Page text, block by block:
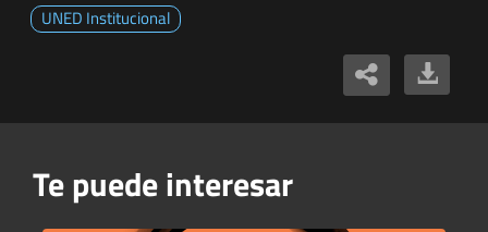
UNED Institucional
Te puede interesar